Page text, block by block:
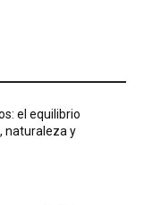
el equilibrio
naturaleza y